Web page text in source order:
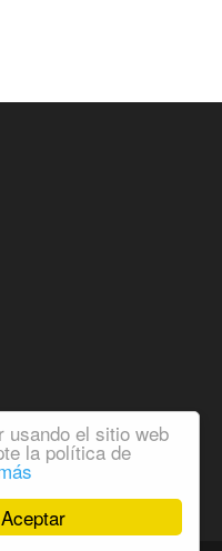
Aceptar
usando el sitio web
la política de